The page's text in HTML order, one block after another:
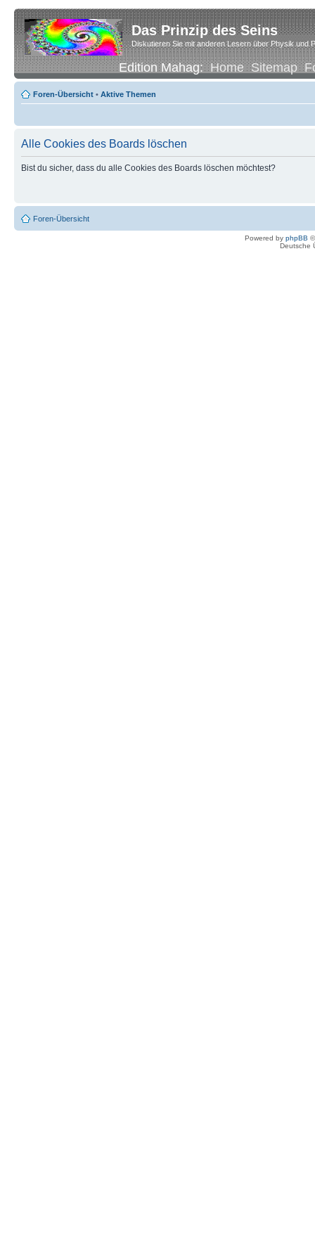
Das Prinzip des Seins
Diskutieren Sie mit anderen Lesern über Physik und
Edition Mahag:Home Sitemap
Foren-Übersicht • Aktive Themen
Alle Cookies des Boards löschen
Bist du sicher, dass du alle Cookies des Boards löschen möchtest?
Foren-Übersicht
Powered by phpBB
Deutsche